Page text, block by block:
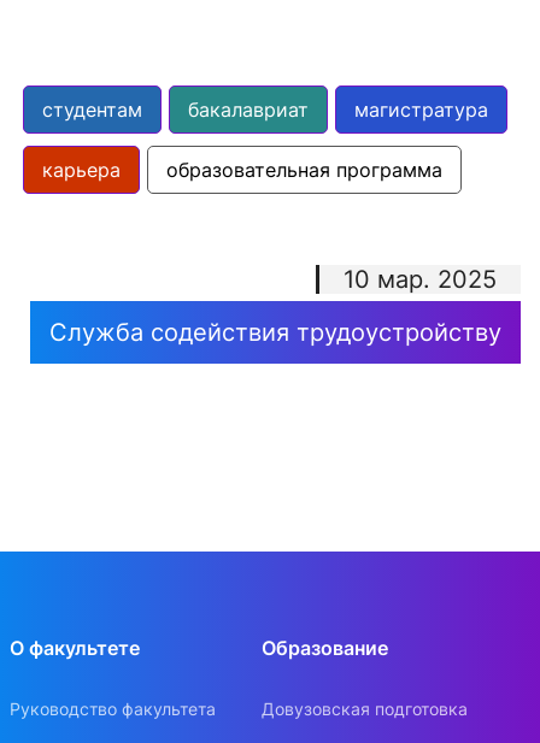
студентам бакалавриат магистратура
карьера образовательная программа
10 мар. 2025
Служба содействия трудоустройству
О факультете
Руководство факультета
Образование
Довузовская подготовка